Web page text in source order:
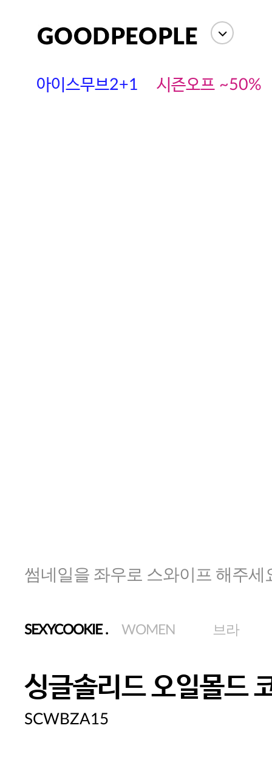
아이스무브2+1 시즌오프 ~50%
썸네일을 좌우로 스와이프 해주세
SEXYCOOKIE. WOMEN 브라
싱글솔리드 오일몰드
SCWBZA15